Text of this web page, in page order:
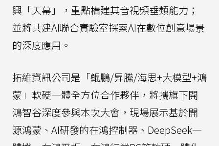
興「天幕」，重點構建其音視頻垂類能力；
並將共建AI聯合實驗室探索AI在數位創意場景
的深度應用。
拓維資訊公司是「鯤鵬/昇騰/海思+大模型+鴻
蒙」軟硬一體全方位合作夥伴，將攜旗下開
鴻智谷深度參與本次大會，現場展示基於開
源鴻蒙、AI研發的在鴻控制器、DeepSeek一